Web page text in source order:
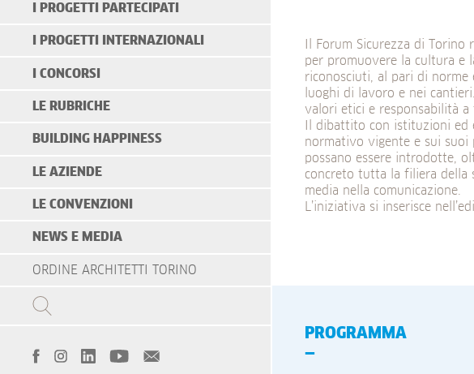
I PROGETTI PARTECIPATI
I PROGETTI INTERNAZIONALI
I CONCORSI
LE RUBRICHE
BUILDING HAPPINESS
LE AZIENDE
LE CONVENZIONI
NEWS E MEDIA
ORDINE ARCHITETTI TORINO
Il Forum Sicurezza di
per promuovere la cultura e
riconosciuti, al pari di
luoghi di lavoro e nei
valori etici e responsabilità
Il dibattito con istituzioni
normativo vigente e sui
possano essere introdotte,
concreto tutta la filiera della
media nella comunicazione.
L’iniziativa si inserisce
PROGRAMMA